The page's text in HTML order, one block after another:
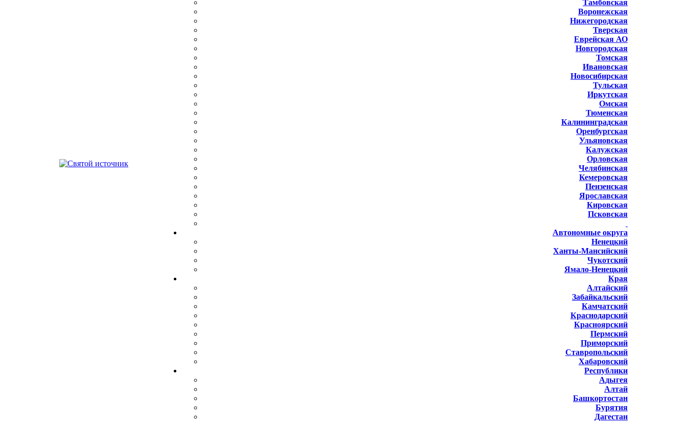
Тамбовская
Воронежская
Нижегородская
Тверская
Еврейская АО
Новгородская
Томская
Ивановская
Новосибирская
Тульская
Иркутская
Омская
Тюменская
Калининградская
Оренбургская
Ульяновская
Калужская
Орловская
Челябинская
Кемеровская
Пензенская
Ярославская
Кировская
Псковская
Автономные округа
Ненецкий
Ханты-Мансийский
Чукотский
Ямало-Ненецкий
Края
Алтайский
Забайкальский
Камчатский
Краснодарский
Красноярский
Пермский
Приморский
Ставропольский
Хабаровский
Республики
Адыгея
Алтай
Башкортостан
Бурятия
Дагестан